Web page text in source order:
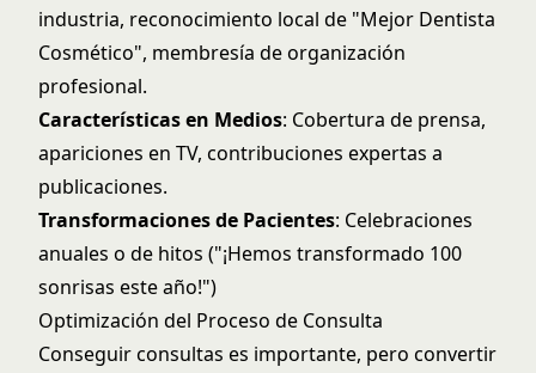
industria, reconocimiento local de "Mejor Dentista
Cosmético", membresía de organización
profesional.
Características en Medios: Cobertura de prensa,
apariciones en TV, contribuciones expertas a
publicaciones.
Transformaciones de Pacientes: Celebraciones
anuales o de hitos ("¡Hemos transformado 100
sonrisas este año!")
Optimización del Proceso de Consulta
Conseguir consultas es importante, pero convertir